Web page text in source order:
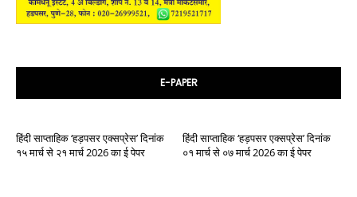
E-PAPER
हिंदी साप्ताहिक ‘हड़पसर एक्सप्रेस’ दिनांक
१५ मार्च से २१ मार्च 2026 का ई पेपर
हिंदी साप्ताहिक ‘हड़पसर एक्सप्रेस’ दिनांक
०१ मार्च से ०७ मार्च 2026 का ई पेपर